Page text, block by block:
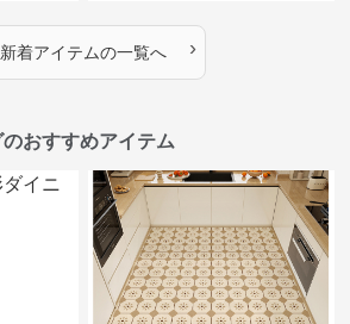
新着アイテムの一覧へ ›
おすすめアイテム